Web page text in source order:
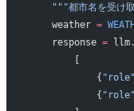
"""都市名を受け
    weather
=
    response
=
            {
"role"
            {
"role"